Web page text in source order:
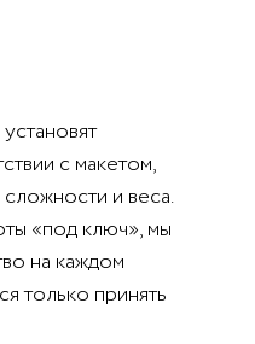
с макетом,
и веса.
«под ключ», мы
на каждом
только принять